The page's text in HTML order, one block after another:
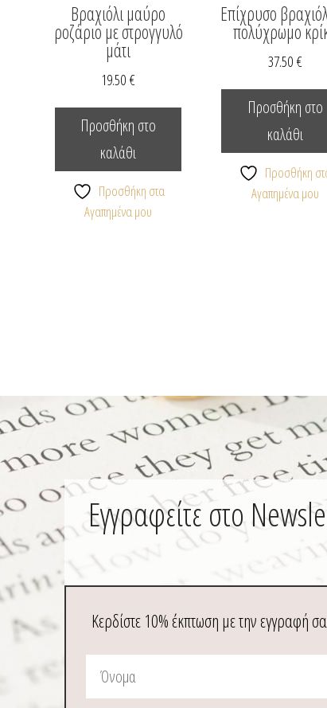
Βραχιόλι μαύρο
ροζάριο με στρογγυλό
μάτι
19.50€
Προσθήκη στο
καλάθι
Προσθήκη στα
Αγαπημένα μου
Επίχρυσο
πολύχρωμο
37.50€
Προσθήκη στο
καλάθι
Προσθήκη
Αγαπημένα μου
Εγγραφείτε στο
Κερδίστε 10% έκπτωση με την εγγραφή